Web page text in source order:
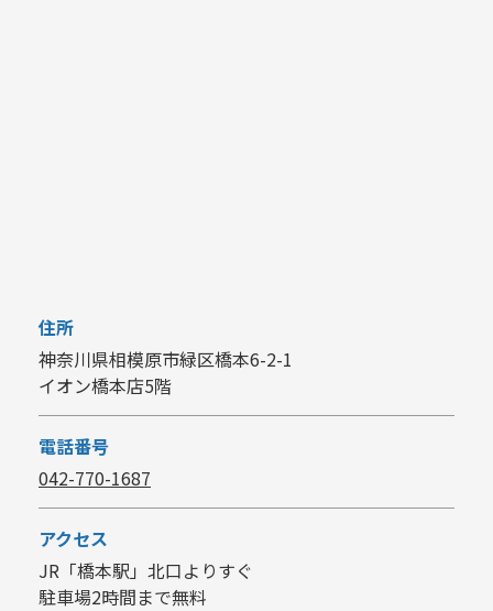
住所
神奈川県相模原市緑区橋本6-2-1
イオン橋本店5階
電話番号
042-770-1687
アクセス
JR「橋本駅」北口よりすぐ
駐車場2時間まで無料